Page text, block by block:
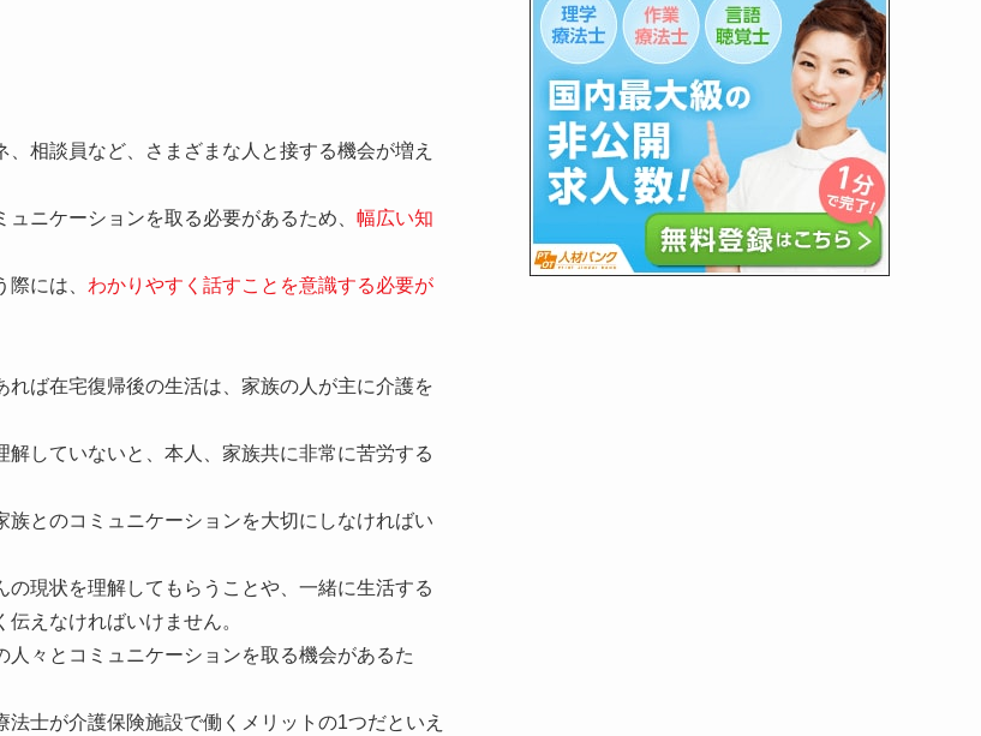
相談員など、さまざまな人と接する機会が増え
ニケーションを取る必要があるため、 幅広い知
には、 わかりやすく話すことを意識する必要が
ば在宅復帰後の生活は、家族の人が主に介護を
していないと、本人、家族共に非常に苦労する
とのコミュニケーションを大切にしなければい
現状を理解してもらうことや、一緒に生活する
えなければいけません。
々とコミュニケーションを取る機会があるた
士が介護保険施設で働くメリットの1つだといえ